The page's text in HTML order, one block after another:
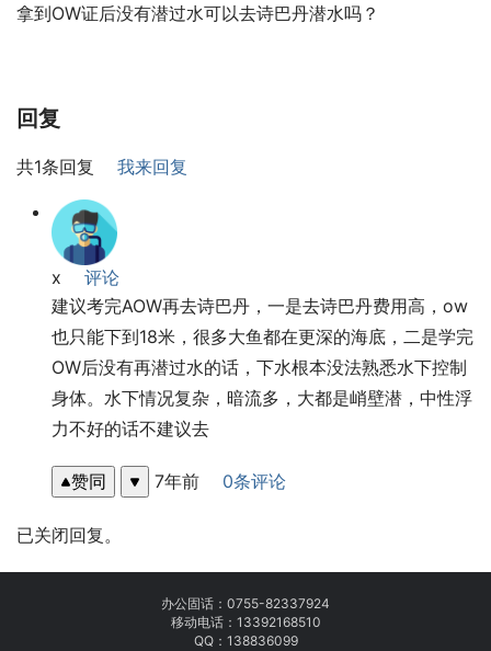
拿到OW证后没有潜过水可以去诗巴丹潜水吗？
回复
共1条回复 我来回复
x
评论
建议考完AOW再去诗巴丹，一是去诗巴丹费用高，ow
也只能下到18米，很多大鱼都在更深的海底，二是学完
OW后没有再潜过水的话，下水根本没法熟悉水下控制
身体。水下情况复杂，暗流多，大都是峭壁潜，中性浮
力不好的话不建议去
赞同 7年前 0条评论
已关闭回复。
办公固话： 0755-82337924
移动电话： 13392168510
QQ：138836099